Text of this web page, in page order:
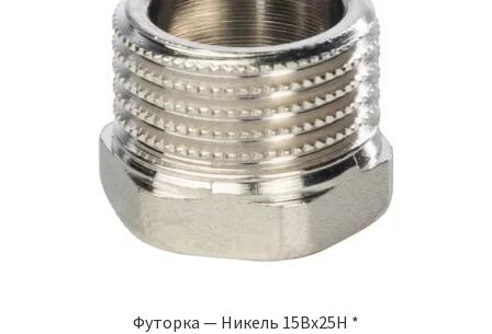
Футорка — Никель 15Вх25Н *